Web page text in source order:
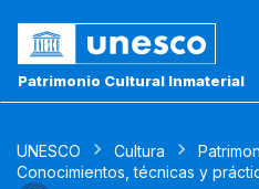
Patrimonio Cultural Inmaterial
UNESCO Cultura
Conocimientos, técnicas y